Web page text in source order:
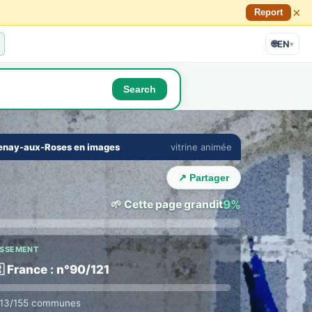
Report ×
🌐EN▾
Search
aux-Roses en images vitrine animée
EDGE
whole town on one site
shops, property, services, mutual aid — all in one
›
🔇 ⛶
↗ Partager
🌱 Cette page grandit9%
: n°90/121
155 communes